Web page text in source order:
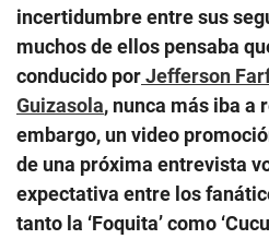
incertidumbre entre sus
muchos de ellos pensaba
conducido porJefferson
Guizasola, nunca más iba a
embargo, un video
de una próxima entrevista
expectativa entre los
tanto la ‘Foquita’ como